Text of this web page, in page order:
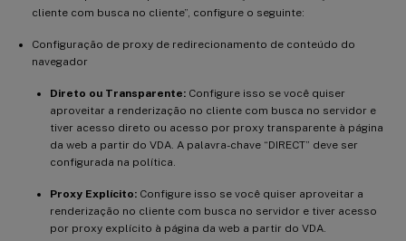
cliente com busca no cliente”, configure o seguinte:
Configuração de proxy de redirecionamento de conteúdo do
navegador
Direto ou Transparente: Configure isso se você quiser
aproveitar a renderização no cliente com busca no servidor e
tiver acesso direto ou acesso por proxy transparente à página
da web a partir do VDA. A palavra-chave “DIRECT” deve ser
configurada na política.
Proxy Explícito: Configure isso se você quiser aproveitar a
renderização no cliente com busca no servidor e tiver acesso
por proxy explícito à página da web a partir do VDA.